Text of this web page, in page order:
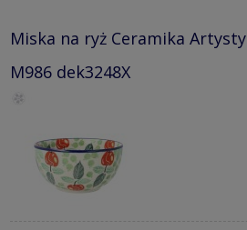
Miska na ryż Ceramika
M986 dek3248X